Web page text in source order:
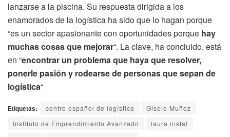
lanzarse a la piscina. Su respuesta dirigida a los
enamorados de la logística ha sido que lo hagan porque
“es un sector apasionante con oportunidades porque hay
muchas cosas que mejorar“. La clave, ha concluido, está
en “encontrar un problema que haya que resolver,
ponerle pasión y rodearse de personas que sepan de
logística“
Etiquetas: centro español de logística
Gisele Muñoz
Instituto de Emprendimiento Avanzado
laura nistal